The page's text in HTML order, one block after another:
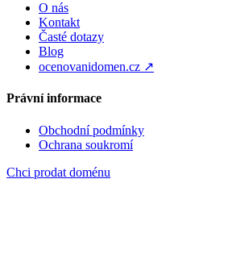
O nás
Kontakt
Časté dotazy
Blog
ocenovanidomen.cz ↗
Právní informace
Obchodní podmínky
Ochrana soukromí
Chci prodat doménu